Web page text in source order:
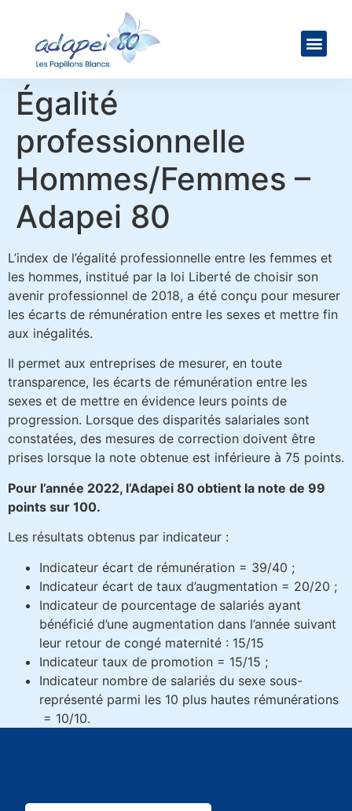
Égalité
professionnelle
Hommes/Femmes –
Adapei 80
L’index de l’égalité professionnelle entre les femmes et
les hommes, institué par la loi Liberté de choisir son
avenir professionnel de 2018, a été conçu pour mesurer
les écarts de rémunération entre les sexes et mettre fin
aux inégalités.
Il permet aux entreprises de mesurer, en toute
transparence, les écarts de rémunération entre les
sexes et de mettre en évidence leurs points de
progression. Lorsque des disparités salariales sont
constatées, des mesures de correction doivent être
prises lorsque la note obtenue est inférieure à 75 points.
Pour l’année 2022, l’Adapei 80 obtient la note de 99
points sur 100.
Les résultats obtenus par indicateur :
Indicateur écart de rémunération = 39/40 ;
Indicateur écart de taux d’augmentation = 20/20 ;
Indicateur de pourcentage de salariés ayant
bénéficié d’une augmentation dans l’année suivant
leur retour de congé maternité : 15/15
Indicateur taux de promotion = 15/15 ;
Indicateur nombre de salariés du sexe sous-
représenté parmi les 10 plus hautes rémunérations
= 10/10.